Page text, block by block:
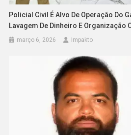
Policial Civil É Alvo De Operação Do
Lavagem De Dinheiro E Organização
março 6, 2026 Impakto